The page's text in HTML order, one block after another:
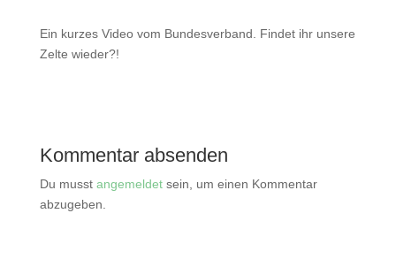
Ein kurzes Video vom Bundesverband. Findet ihr unsere
Zelte wieder?!
Kommentar absenden
Du musst angemeldetsein, um einen Kommentar
abzugeben.